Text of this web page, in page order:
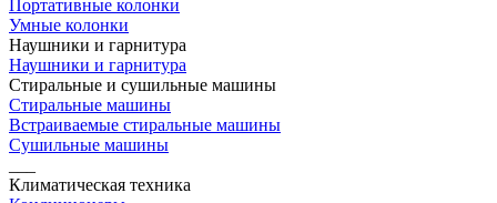
Портативные колонки
Умные колонки
Наушники и гарнитура
Наушники и гарнитура
Стиральные и сушильные машины
Стиральные машины
Встраиваемые стиральные машины
Сушильные машины
Климатическая техника